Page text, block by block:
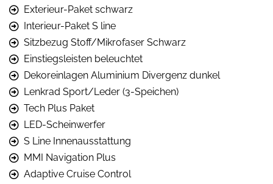
Exterieur-Paket schwarz
Interieur-Paket S line
Sitzbezug Stoff/Mikrofaser Schwarz
Einstiegsleisten beleuchtet
Dekoreinlagen Aluminium Divergenz dunkel
Lenkrad Sport/Leder (3-Speichen)
Tech Plus Paket
LED-Scheinwerfer
S Line Innenausstattung
MMI Navigation Plus
Adaptive Cruise Control